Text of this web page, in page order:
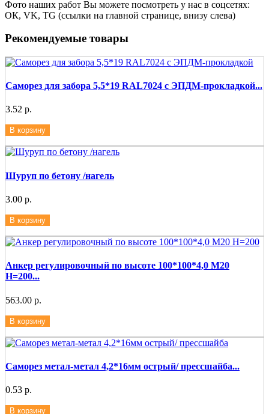
Фото наших работ Вы можете посмотреть у нас в соцсетях:
ОК, VK, TG (ссылки на главной странице, внизу слева)
Рекомендуемые товары
Саморез для забора 5,5*19 RAL7024 с ЭПДМ-прокладкой...
3.52 р.
В корзину
Шуруп по бетону /нагель
3.00 р.
В корзину
Анкер регулировочный по высоте 100*100*4,0 М20
Н=200...
563.00 р.
В корзину
Саморез метал-метал 4,2*16мм острый/ прессшайба...
0.53 р.
В корзину